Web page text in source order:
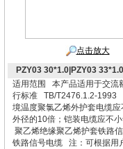
点击放大
PZY03 30*1.0|PZY03
适用范围 本产品适用于交流
行标准 TB/T2476.1.2-1993
境温度聚氯乙烯外护套电缆
外径的10倍；铠装电缆应不
聚乙烯绝缘聚乙烯护套铁路
铁路信号电缆 注：可根据用